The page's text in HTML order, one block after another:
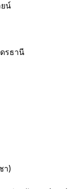
น์
รธานี
า)